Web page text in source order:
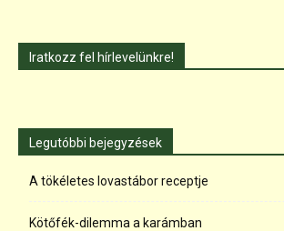
Iratkozz fel hírlevelünkre!
Legutóbbi bejegyzések
A tökéletes lovastábor receptje
Kötőfék-dilemma a karámban